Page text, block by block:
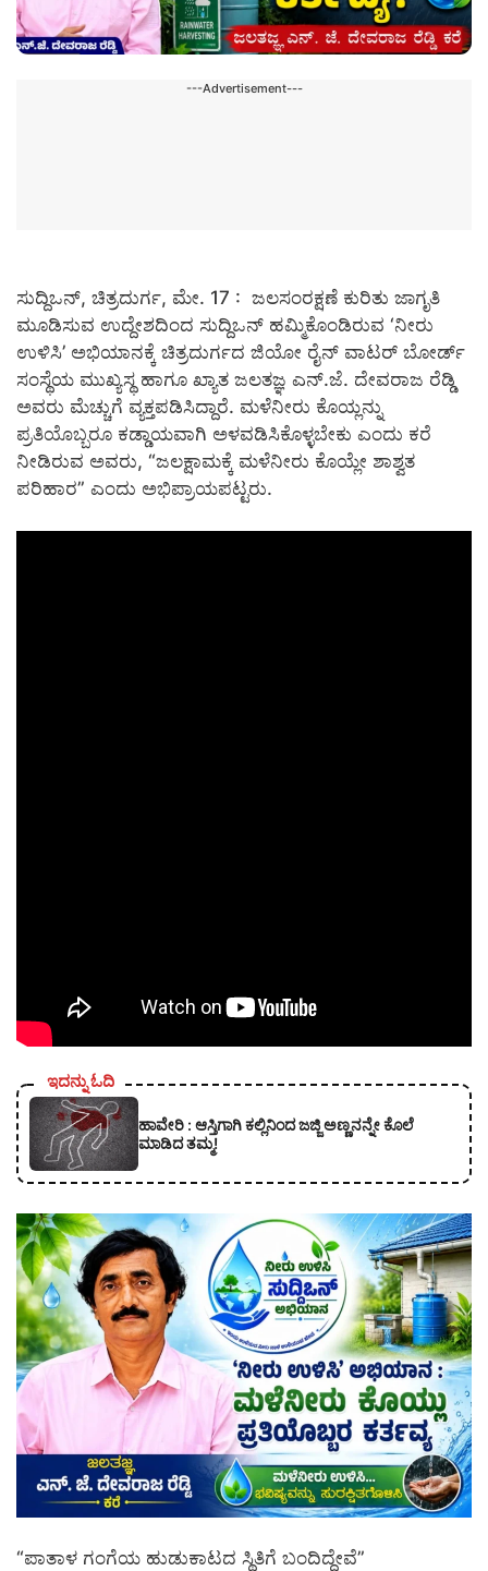
---Advertisement---
ಸುದ್ದಿಒನ್‌, ಚಿತ್ರದುರ್ಗ, ಮೇ. 17 : ಜಲಸಂರಕ್ಷಣೆ ಕುರಿತು ಜಾಗೃತಿ
ಮೂಡಿಸುವ ಉದ್ದೇಶದಿಂದ ಸುದ್ದಿಒನ್‌ ಹಮ್ಮಿಕೊಂಡಿರುವ ‘ನೀರು
ಉಳಿಸಿ’ ಅಭಿಯಾನಕ್ಕೆ ಚಿತ್ರದುರ್ಗದ ಜಿಯೋ ರೈನ್ ವಾಟರ್ ಬೋರ್ಡ್
ಸಂಸ್ಥೆಯ ಮುಖ್ಯಸ್ಥ ಹಾಗೂ ಖ್ಯಾತ ಜಲತಜ್ಞ ಎನ್.ಜೆ. ದೇವರಾಜ ರೆಡ್ಡಿ
ಅವರು ಮೆಚ್ಚುಗೆ ವ್ಯಕ್ತಪಡಿಸಿದ್ದಾರೆ. ಮಳೆನೀರು ಕೊಯ್ಲನ್ನು
ಪ್ರತಿಯೊಬ್ಬರೂ ಕಡ್ಡಾಯವಾಗಿ ಅಳವಡಿಸಿಕೊಳ್ಳಬೇಕು ಎಂದು ಕರೆ
ನೀಡಿರುವ ಅವರು, “ಜಲಕ್ಷಾಮಕ್ಕೆ ಮಳೆನೀರು ಕೊಯ್ಲೇ ಶಾಶ್ವತ
ಪರಿಹಾರ” ಎಂದು ಅಭಿಪ್ರಾಯಪಟ್ಟರು.
ಇದನ್ನು ಓದಿ
ಹಾವೇರಿ : ಆಸ್ತಿಗಾಗಿ ಕಲ್ಲಿನಿಂದ ಜಜ್ಜಿ ಅಣ್ಣನನ್ನೇ ಕೊಲೆ
ಮಾಡಿದ ತಮ್ಮ!
“ಪಾತಾಳ ಗಂಗೆಯ ಹುಡುಕಾಟದ ಸ್ಥಿತಿಗೆ ಬಂದಿದ್ದೇವೆ”